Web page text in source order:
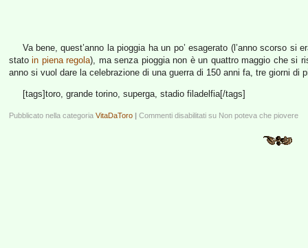
Va bene, quest’anno la pioggia ha un po’ esagerato (l’anno scorso si
statoin piena regola), ma senza pioggia non è un quattro maggio che si
anno si vuol dare la celebrazione di una guerra di 150 anni fa, tre giorni di
[tags]toro, grande torino, superga, stadio filadelfia[/tags]
Pubblicato nella categoria VitaDaToro | Commenti disabilitati su Non poteva che piovere